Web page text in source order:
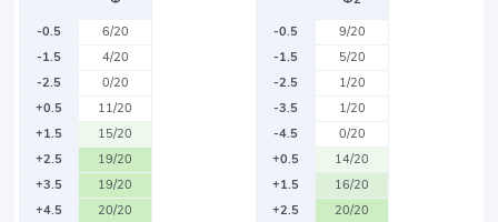
-0.5
6/20
-1.5
4/20
-2.5
0/20
+0.5
11/20
+1.5
15/20
+2.5
19/20
+3.5
19/20
+4.5
20/20
-0.5
9/20
-1.5
5/20
-2.5
1/20
-3.5
1/20
-4.5
0/20
+0.5
14/20
+1.5
16/20
+2.5
20/20